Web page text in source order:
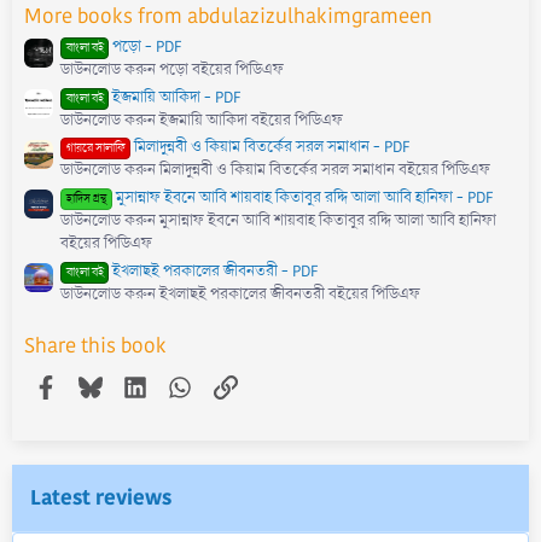
More books from abdulazizulhakimgrameen
বাংলা বই পড়ো - PDF
ডাউনলোড করুন পড়ো বইয়ের পিডিএফ
বাংলা বই ইজমায়ি আকিদা - PDF
ডাউনলোড করুন ইজমায়ি আকিদা বইয়ের পিডিএফ
গায়রে সালাফি মিলাদুন্নবী ও কিয়াম বিতর্কের সরল সমাধান - PDF
ডাউনলোড করুন মিলাদুন্নবী ও কিয়াম বিতর্কের সরল সমাধান বইয়ের পিডিএফ
হাদিস গ্রন্থ মুসান্নাফ ইবনে আবি শায়বাহ কিতাবুর রদ্দি আলা আবি হানিফা - PDF
ডাউনলোড করুন মুসান্নাফ ইবনে আবি শায়বাহ কিতাবুর রদ্দি আলা আবি হানিফা
বইয়ের পিডিএফ
বাংলা বই ইখলাছই পরকালের জীবনতরী - PDF
ডাউনলোড করুন ইখলাছই পরকালের জীবনতরী বইয়ের পিডিএফ
Share this book
Facebook
BlueskyLinkedInWhatsApp
Link
Latest reviews